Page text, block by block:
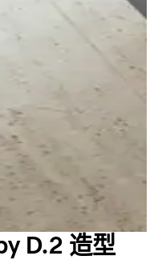
位使用者都能直接找到
择，小巧实用的搁板确
式可供选择。通过传感器
和实用的镜子加热功
术，两件套的灯带可以
润的角，赋予该系列独
迷人的设计外，紧凑的
提供了灵活性。为了让
D.2 浴缸还提供漩
落地式两种款式，配有
的配套座圈。部分型号
冲洗技术。
便器还有炭灰色可选。
D.2 造型